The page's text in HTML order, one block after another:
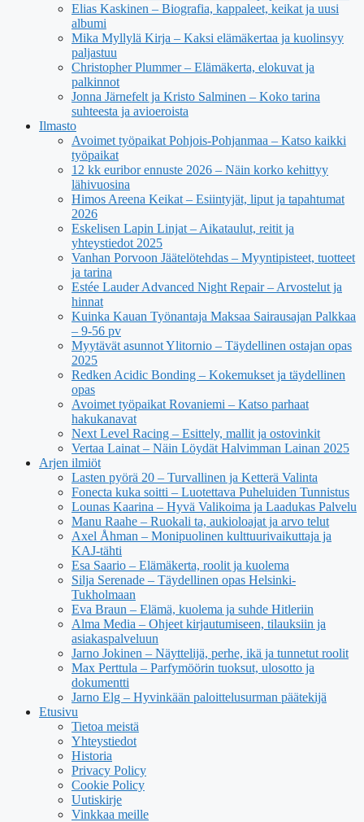
Elias Kaskinen – Biografia, kappaleet, keikat ja uusi
albumi
Mika Myllylä Kirja – Kaksi elämäkertaa ja kuolinsyy
paljastuu
Christopher Plummer – Elämäkerta, elokuvat ja
palkinnot
Jonna Järnefelt ja Kristo Salminen – Koko tarina
suhteesta ja avioeroista
Ilmasto
Avoimet työpaikat Pohjois-Pohjanmaa – Katso kaikki
työpaikat
12 kk euribor ennuste 2026 – Näin korko kehittyy
lähivuosina
Himos Areena Keikat – Esiintyjät, liput ja tapahtumat
2026
Eskelisen Lapin Linjat – Aikataulut, reitit ja
yhteystiedot 2025
Vanhan Porvoon Jäätelötehdas – Myyntipisteet, tuotteet
ja tarina
Estée Lauder Advanced Night Repair – Arvostelut ja
hinnat
Kuinka Kauan Työnantaja Maksaa Sairausajan Palkkaa
– 9-56 pv
Myytävät asunnot Ylitornio – Täydellinen ostajan opas
2025
Redken Acidic Bonding – Kokemukset ja täydellinen
opas
Avoimet työpaikat Rovaniemi – Katso parhaat
hakukanavat
Next Level Racing – Esittely, mallit ja ostovinkit
Vertaa Lainat – Näin Löydät Halvimman Lainan 2025
Arjen ilmiöt
Lasten pyörä 20 – Turvallinen ja Ketterä Valinta
Fonecta kuka soitti – Luotettava Puheluiden Tunnistus
Lounas Kaarina – Hyvä Valikoima ja Laadukas Palvelu
Manu Raahe – Ruokali ta, aukioloajat ja arvo telut
Axel Åhman – Monipuolinen kulttuurivaikuttaja ja
KAJ-tähti
Esa Saario – Elämäkerta, roolit ja kuolema
Silja Serenade – Täydellinen opas Helsinki-
Tukholmaan
Eva Braun – Elämä, kuolema ja suhde Hitleriin
Alma Media – Ohjeet kirjautumiseen, tilauksiin ja
asiakaspalveluun
Jarno Jokinen – Näyttelijä, perhe, ikä ja tunnetut roolit
Max Perttula – Parfymöörin tuoksut, ulosotto ja
dokumentti
Jarno Elg – Hyvinkään paloittelusurman päätekijä
Etusivu
Tietoa meistä
Yhteystiedot
Historia
Privacy Policy
Cookie Policy
Uutiskirje
Vinkkaa meille